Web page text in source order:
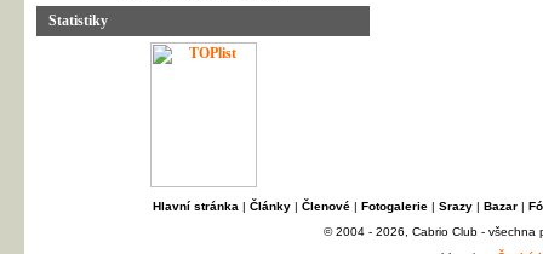
Statistiky
Hlavní stránka | Články| Členové| Fotogalerie| Srazy| Bazar|
© 2004 - 2026, Cabrio Club - všechna